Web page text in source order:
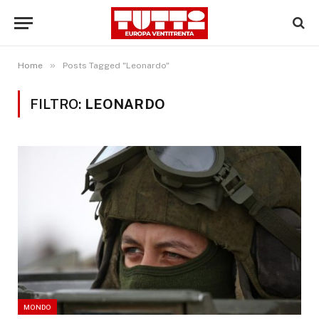
Home » Posts Tagged "Leonardo"
FILTRO: LEONARDO
MONDO